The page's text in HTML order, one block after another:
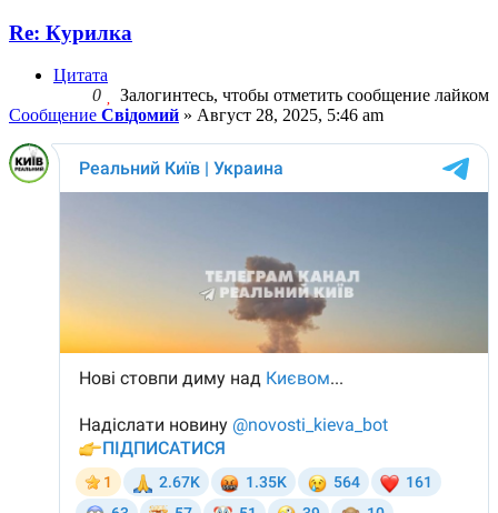
Re: Курилка
Цитата
0
Залогинтесь, чтобы отметить сообщение лайком
Сообщение Свідомий » Август 28, 2025, 5:46 am